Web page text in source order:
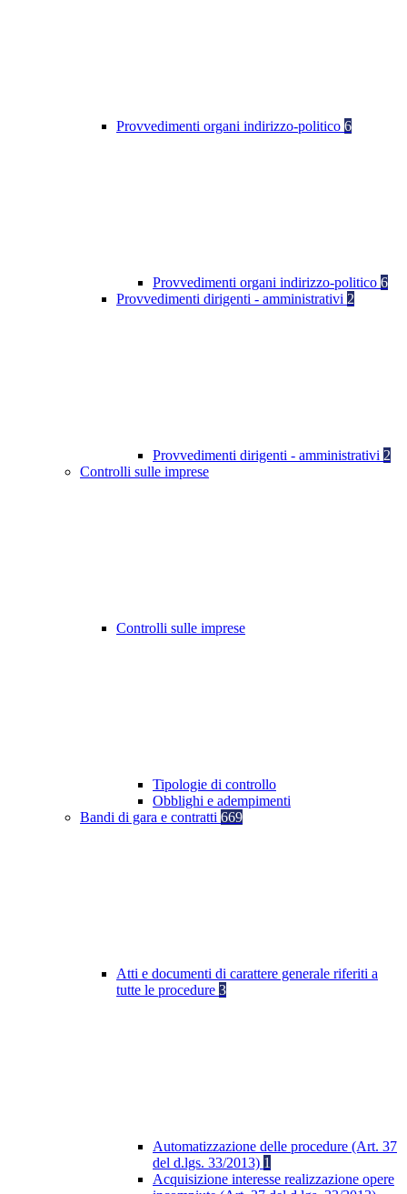
Provvedimenti organi indirizzo-politico 6
Provvedimenti organi indirizzo-politico 6
Provvedimenti dirigenti - amministrativi 2
Provvedimenti dirigenti - amministrativi 2
Controlli sulle imprese
Controlli sulle imprese
Tipologie di controllo
Obblighi e adempimenti
Bandi di gara e contratti 669
Atti e documenti di carattere generale riferiti a
tutte le procedure 3
Automatizzazione delle procedure (Art. 37
del d.lgs. 33/2013) 1
Acquisizione interesse realizzazione opere